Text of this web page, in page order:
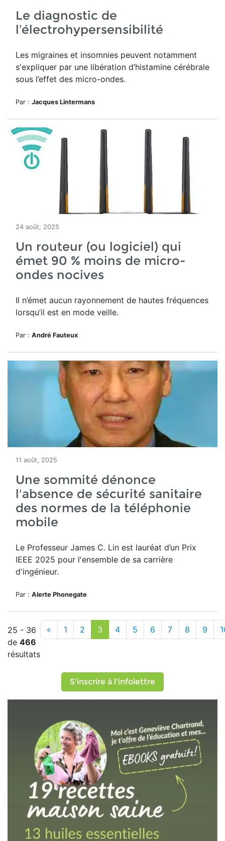
Le diagnostic de
l’électrohypersensibilité
Les migraines et insomnies peuvent notamment
s'expliquer par une libération d’histamine cérébrale
sous l’effet des micro-ondes.
Par : Jacques Lintermans
24 août, 2025
Un routeur (ou logiciel) qui
émet 90 % moins de micro-
ondes nocives
Il n’émet aucun rayonnement de hautes fréquences
lorsqu’il est en mode veille.
Par : André Fauteux
11 août, 2025
Une sommité dénonce
l'absence de sécurité sanitaire
des normes de la téléphonie
mobile
Le Professeur James C. Lin est lauréat d’un Prix
IEEE 2025 pour l'ensemble de sa carrière
d'ingénieur.
Par : Alerte Phonegate
25 - 36
de 466
résultats
« 1 2 3 4 5 6 7 8 9
S'inscrire à l'infolettre